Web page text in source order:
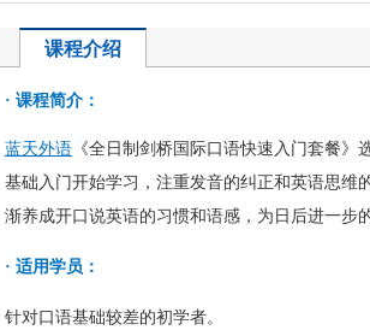
课程介绍
· 课程简介：
蓝天外语 《全日制剑桥国际口语快速入门套餐
基础入门开始学习，注重发音的纠正和英语思维
渐养成开口说英语的习惯和语感，为日后进一步
· 适用学员：
针对口语基础较差的初学者。